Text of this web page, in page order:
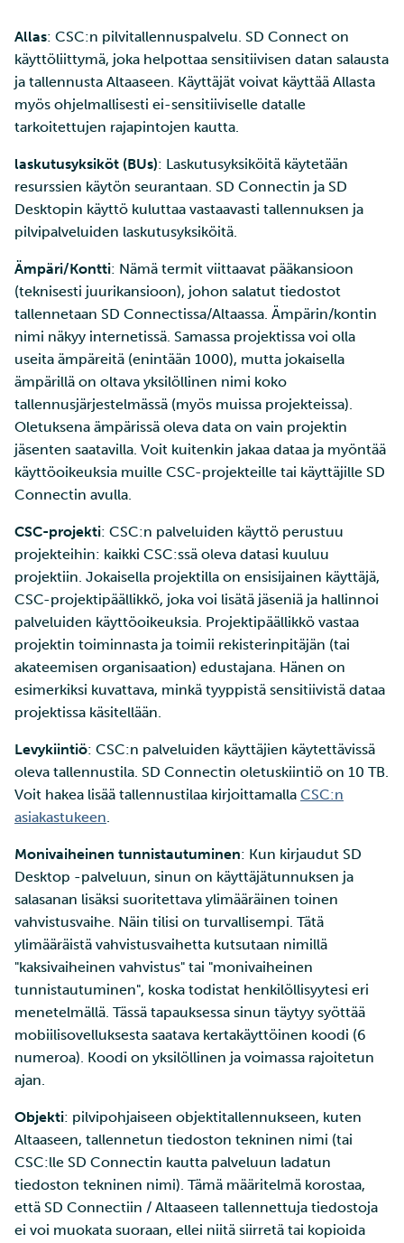
k
u
a
Jäsenten lisääminen
Palveluiden käyttöoikeuden
lisääminen projektille
Projektisi hallinta
Laskentayksiköiden
hakeminen
Levykiintiöiden
kasvattaminen
Mahti-supertietokoneen
suuren osion käyttö
Laskentayksiköiden käytön
tarkastelu
Laskutus
tunnistautuminen
Vahva tunnistautuminen
FMI
Töiden ajaminen
Suorituskyvyn
Ohjelmistojen
asentaminen
Virheenkorjaus
Suorituskyvyn analyysi
Apptainer-kontit
Verkkokäyttöliittymä
Kvanttilaskenta
koon muuttaminen
Tietokantainstanssien
uudelleenkoonti
tehokkaaseen siirtoon
Wgetin käyttö datan
lataamiseen
CSC:lle
Tiedostojen jakaminen ja
siirtäminen Funet
Datan siirtäminen IDAn ja
CSC:n
välillä
Etälevyjen liittäminen
Datan kopioiminen
ja IDAn välillä Puhtin
Keskeneräinen sivu
Datan tuonti
Datan vienti
kautta
Datan vienti
Vianetsintä
Allas: CSC:n pilvitallennuspalvelu. SD Connect on
käyttöliittymä, joka helpottaa sensitiivisen datan salausta
ja tallennusta Altaaseen. Käyttäjät voivat käyttää Allasta
myös ohjelmallisesti ei-sensitiiviselle datalle
tarkoitettujen rajapintojen kautta.
laskutusyksiköt (BUs): Laskutusyksiköitä käytetään
resurssien käytön seurantaan. SD Connectin ja SD
Desktopin käyttö kuluttaa vastaavasti tallennuksen ja
pilvipalveluiden laskutusyksiköitä.
Ämpäri/Kontti: Nämä termit viittaavat pääkansioon
(teknisesti juurikansioon), johon salatut tiedostot
tallennetaan SD Connectissa/Altaassa. Ämpärin/kontin
nimi näkyy internetissä. Samassa projektissa voi olla
useita ämpäreitä (enintään 1000), mutta jokaisella
ämpärillä on oltava yksilöllinen nimi koko
tallennusjärjestelmässä (myös muissa projekteissa).
Oletuksena ämpärissä oleva data on vain projektin
jäsenten saatavilla. Voit kuitenkin jakaa dataa ja myöntää
käyttöoikeuksia muille CSC-projekteille tai käyttäjille SD
Connectin avulla.
CSC-projekti: CSC:n palveluiden käyttö perustuu
projekteihin: kaikki CSC:ssä oleva datasi kuuluu
projektiin. Jokaisella projektilla on ensisijainen käyttäjä,
CSC-projektipäällikkö, joka voi lisätä jäseniä ja hallinnoi
palveluiden käyttöoikeuksia. Projektipäällikkö vastaa
projektin toiminnasta ja toimii rekisterinpitäjän (tai
akateemisen organisaation) edustajana. Hänen on
esimerkiksi kuvattava, minkä tyyppistä sensitiivistä dataa
projektissa käsitellään.
Levykiintiö: CSC:n palveluiden käyttäjien käytettävissä
oleva tallennustila. SD Connectin oletuskiintiö on 10 TB.
Voit hakea lisää tallennustilaa kirjoittamalla CSC:n
asiakastukeen.
Monivaiheinen tunnistautuminen: Kun kirjaudut SD
Desktop -palveluun, sinun on käyttäjätunnuksen ja
salasanan lisäksi suoritettava ylimääräinen toinen
vahvistusvaihe. Näin tilisi on turvallisempi. Tätä
ylimääräistä vahvistusvaihetta kutsutaan nimillä
"kaksivaiheinen vahvistus" tai "monivaiheinen
tunnistautuminen", koska todistat henkilöllisyytesi eri
menetelmällä. Tässä tapauksessa sinun täytyy syöttää
mobiilisovelluksesta saatava kertakäyttöinen koodi (6
numeroa). Koodi on yksilöllinen ja voimassa rajoitetun
ajan.
Objekti: pilvipohjaiseen objektitallennukseen, kuten
Altaaseen, tallennetun tiedoston tekninen nimi (tai
CSC:lle SD Connectin kautta palveluun ladatun
tiedoston tekninen nimi). Tämä määritelmä korostaa,
että SD Connectiin / Altaaseen tallennettuja tiedostoja
ei voi muokata suoraan, ellei niitä siirretä tai kopioida